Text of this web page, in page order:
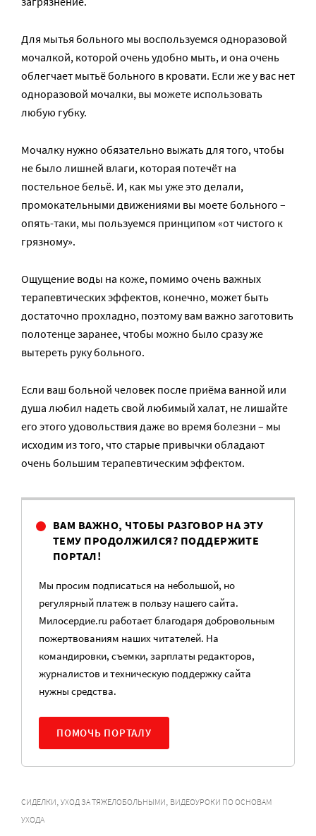
Для мытья больного мы воспользуемся одноразовой
мочалкой, которой очень удобно мыть, и она очень
облегчает мытьё больного в кровати. Если же у вас нет
одноразовой мочалки, вы можете использовать
любую губку.
Мочалку нужно обязательно выжать для того, чтобы
не было лишней влаги, которая потечёт на
постельное бельё. И, как мы уже это делали,
промокательными движениями вы моете больного –
опять-таки, мы пользуемся принципом «от чистого к
грязному».
Ощущение воды на коже, помимо очень важных
терапевтических эффектов, конечно, может быть
достаточно прохладно, поэтому вам важно заготовить
полотенце заранее, чтобы можно было сразу же
вытереть руку больного.
Если ваш больной человек после приёма ванной или
душа любил надеть свой любимый халат, не лишайте
его этого удовольствия даже во время болезни – мы
исходим из того, что старые привычки обладают
очень большим терапевтическим эффектом.
ВАМ ВАЖНО, ЧТОБЫ РАЗГОВОР НА ЭТУ
ТЕМУ ПРОДОЛЖИЛСЯ? ПОДДЕРЖИТЕ
ПОРТАЛ!
Мы просим подписаться на небольшой, но
регулярный платеж в пользу нашего сайта.
Милосердие.ru работает благодаря добровольным
пожертвованиям наших читателей. На
командировки, съемки, зарплаты редакторов,
журналистов и техническую поддержку сайта
нужны средства.
ПОМОЧЬ ПОРТАЛУ
СИДЕЛКИ, УХОД ЗА ТЯЖЕЛОБОЛЬНЫМИ, ВИДЕОУРОКИ ПО ОСНОВАМ
УХОДА